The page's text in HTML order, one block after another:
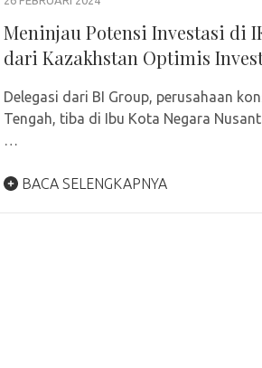
Meninjau Potensi Investasi di
dari Kazakhstan Optimis
Delegasi dari BI Group, perusahaan
Tengah, tiba di Ibu Kota Negara
…
BACA SELENGKAPNYA